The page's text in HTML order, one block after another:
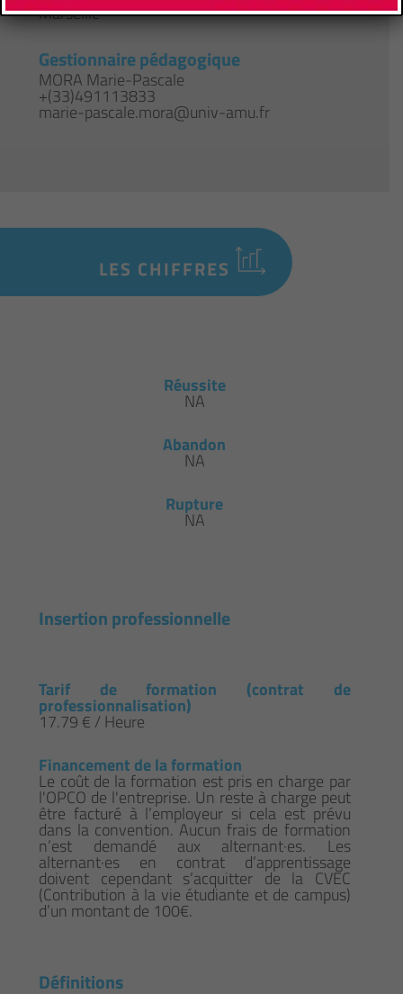
Marseille
Gestionnaire pédagogique
MORA Marie-Pascale
+(33)491113833
marie-pascale.mora@univ-amu.fr
LES CHIFFRES
Réussite
NA
Abandon
NA
Rupture
NA
Insertion professionnelle
Tarif de formation (contrat de
professionnalisation)
17.79 € / Heure
Financement de la formation
Le coût de la formation est pris en charge par
l'OPCO de l'entreprise. Un reste à charge peut
être facturé à l’employeur si cela est prévu
dans la convention. Aucun frais de formation
n’est demandé aux alternant·es. Les
alternant·es en contrat d’apprentissage
doivent cependant s’acquitter de la CVEC
(Contribution à la vie étudiante et de campus)
d’un montant de 100€.
Définitions